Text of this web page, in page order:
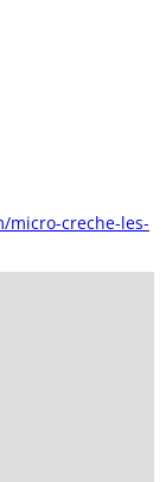
micro-creche-les-